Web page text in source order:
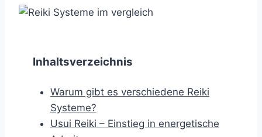
Inhaltsverzeichnis
Warum gibt es verschiedene Reiki
Systeme?
Usui Reiki – Einstieg in energetische